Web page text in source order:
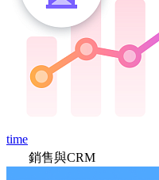
time
銷售與CRM